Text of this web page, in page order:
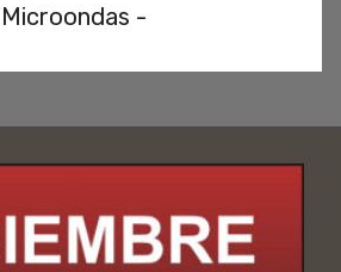
Microondas -